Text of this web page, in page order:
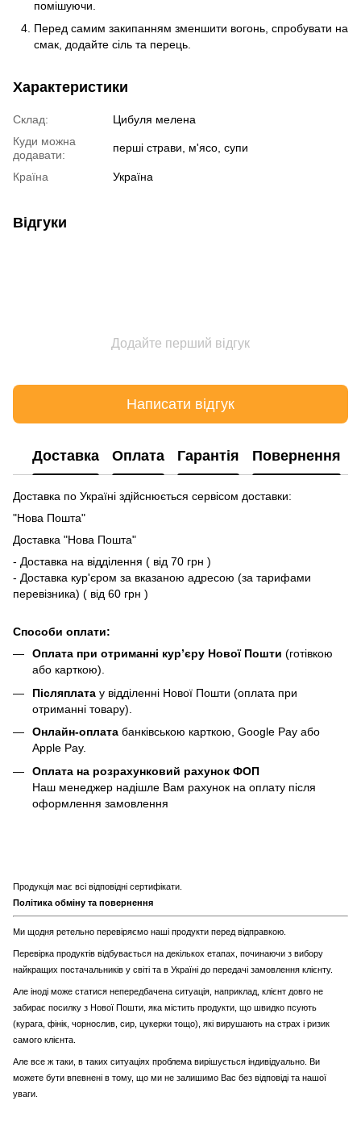
помішуючи.
Перед самим закипанням зменшити вогонь, спробувати на
смак, додайте сіль та перець.
Характеристики
Склад:
Цибуля мелена
Куди можна
додавати:
перші страви, м'ясо, супи
Країна Україна
Відгуки
Додайте перший відгук
Написати відгук
Доставка Оплата Гарантія Повернення
Доставка по Україні здійснюється сервісом доставки:
"Нова Пошта"
Доставка "Нова Пошта"
- Доставка на відділення ( від 70 грн )
- Доставка кур'єром за вказаною адресою (за тарифами
перевізника) ( від 60 грн )
Способи оплати:
Оплата при отриманні кур’єру Нової Пошти (готівкою
або карткою).
Післяплата у відділенні Нової Пошти (оплата при
отриманні товару).
Онлайн-оплата банківською карткою, Google Pay або
Apple Pay.
Оплата на розрахунковий рахунок ФОП
Наш менеджер надішле Вам рахунок на оплату після
оформлення замовлення
Продукція має всі відповідні сертифікати.
Політика обміну та повернення
Ми щодня ретельно перевіряємо наші продукти перед відправкою.
Перевірка продуктів відбувається на декількох етапах, починаючи з вибору
найкращих постачальників у світі та в Україні до передачі замовлення клієнту.
Але іноді може статися непередбачена ситуація, наприклад, клієнт довго не
забирає посилку з Нової Пошти, яка містить продукти, що швидко псують
(курага, фінік, чорнослив, сир, цукерки тощо), які вирушають на страх і ризик
самого клієнта.
Але все ж таки, в таких ситуаціях проблема вирішується індивідуально. Ви
можете бути впевнені в тому, що ми не залишимо Вас без відповіді та нашої
уваги.